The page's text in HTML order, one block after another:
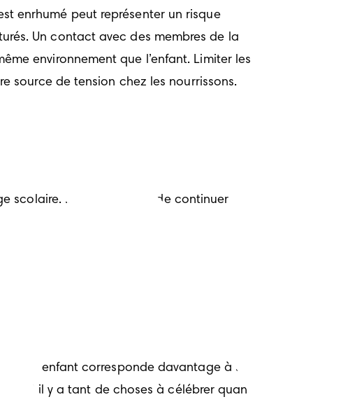
enrhumé peut représenter un risque
Un contact avec des membres de la
environnement que l’enfant. Limiter les
source de tension chez les nourrissons.
scolaire. Il est préférable de continuer
enfant corresponde davantage à son
? il y a tant de choses à célébrer quand